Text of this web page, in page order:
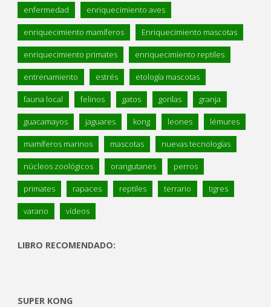
enfermedad enriquecimiento aves
enriquecimiento mamíferos Enriquecimiento mascotas
enriquecimiento primates enriquecimiento reptiles
entrenamiento estrés etología mascotas
fauna local felinos gatos gorilas granja
guacamayos jaguares kong leones lémures
mamíferos marinos mascotas nuevas tecnologías
núcleos zoológicos orangutanes perros
primates rapaces reptiles terrario tigres
varano vídeos
LIBRO RECOMENDADO:
SUPER KONG